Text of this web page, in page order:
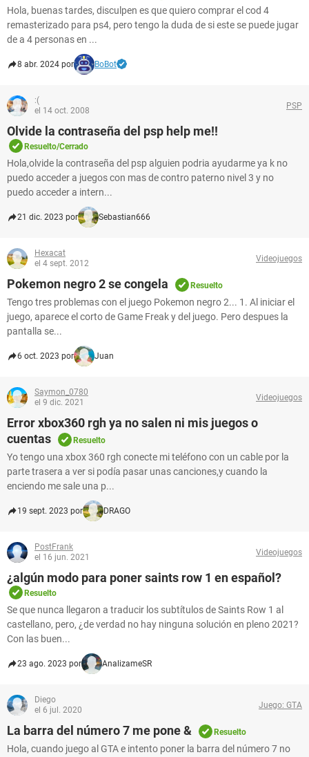
Hola, buenas tardes, disculpen es que quiero comprar el cod 4
remasterizado para ps4, pero tengo la duda de si este se puede jugar
de a 4 personas en ...
8 abr. 2024 por BoBot
:(
el 14 oct. 2008
PSP
Olvide la contraseña del psp help me!!
Resuelto/Cerrado
Hola,olvide la contraseña del psp alguien podria ayudarme ya k no
puedo acceder a juegos con mas de contro paterno nivel 3 y no
puedo acceder a intern...
21 dic. 2023 por Sebastian666
Hexacat
el 4 sept. 2012
Videojuegos
Pokemon negro 2 se congela Resuelto
Tengo tres problemas con el juego Pokemon negro 2... 1. Al iniciar el
juego, aparece el corto de Game Freak y del juego. Pero despues la
pantalla se...
6 oct. 2023 por Juan
Saymon_0780
el 9 dic. 2021
Videojuegos
Error xbox360 rgh ya no salen ni mis juegos o
cuentas
Resuelto
Yo tengo una xbox 360 rgh conecte mi teléfono con un cable por la
parte trasera a ver si podía pasar unas canciones,y cuando la
enciendo me sale una p...
19 sept. 2023 por DRAGO
PostFrank
el 16 jun. 2021
Videojuegos
¿algún modo para poner saints row 1 en español?
Resuelto
Se que nunca llegaron a traducir los subtítulos de Saints Row 1 al
castellano, pero, ¿de verdad no hay ninguna solución en pleno 2021?
Con las buen...
23 ago. 2023 por AnalizameSR
Diego
el 6 jul. 2020
Juego: GTA
La barra del número 7 me pone & Resuelto
Hola, cuando juego al GTA e intento poner la barra del número 7 no